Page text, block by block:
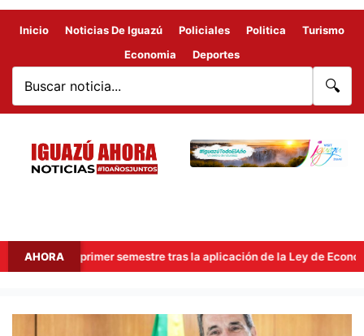
Inicio Noticias De Iguazú Policiales Politica
Turismo
Economia
Deportes
🔍
AHORA
en el primer semestre tras la aplicación de la Ley de Economía del